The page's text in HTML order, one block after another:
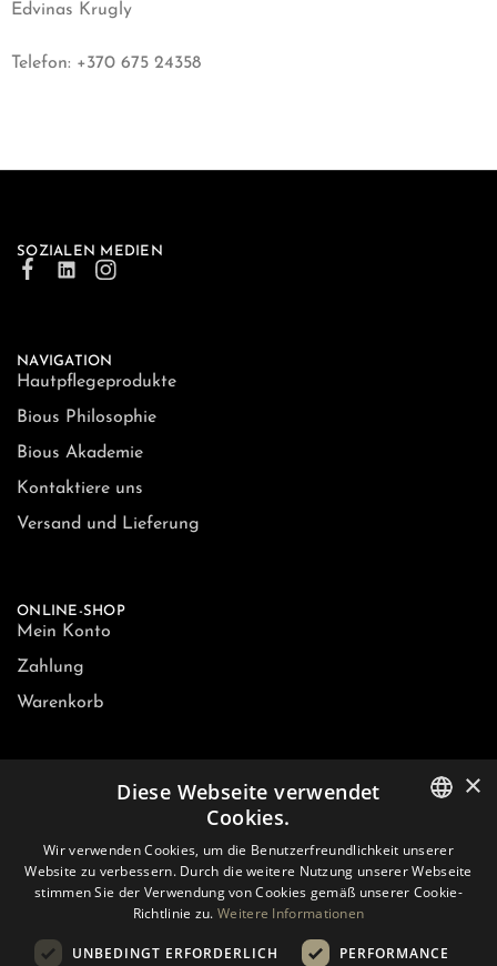
Edvinas Krugly
Telefon: +370 675 24358
SOZIALEN MEDIEN
NAVIGATION
Hautpflegeprodukte
Bious Philosophie
Bious Akademie
Kontaktiere uns
Versand und Lieferung
ONLINE-SHOP
Mein Konto
Zahlung
Warenkorb
E-mail: sales@biouslabs.com
Tel.:+370 600 09199
LITHUANIAN
×
Diese Webseite verwendet
Cookies.
Wir verwenden Cookies, um die Benutzerfreundlichkeit unserer
Website zu verbessern. Durch die weitere Nutzung unserer Webseite
stimmen Sie der Verwendung von Cookies gemäß unserer Cookie-
Richtlinie zu. Weitere Informationen
UNBEDINGT ERFORDERLICH PERFORMANCE